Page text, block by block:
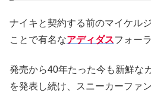
ナイキと契約する前のマイケル
ことで有名なアディダスフォーラ
発売から40年たった今も新鮮な
を発表し続け、スニーカーファ